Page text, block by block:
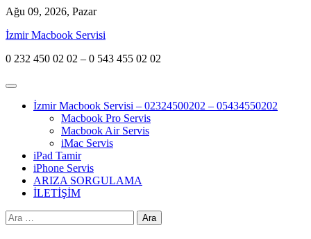
Skip
content
Ağu 09, 2026, Pazar
İzmir Macbook Servisi
0 232 450 02 02 – 0 543 455 02 02
İzmir Macbook Servisi – 02324500202 – 05434550202
Macbook Pro Servis
Macbook Air Servis
iMac Servis
iPad Tamir
iPhone Servis
ARIZA SORGULAMA
İLETİŞİM
Arama: